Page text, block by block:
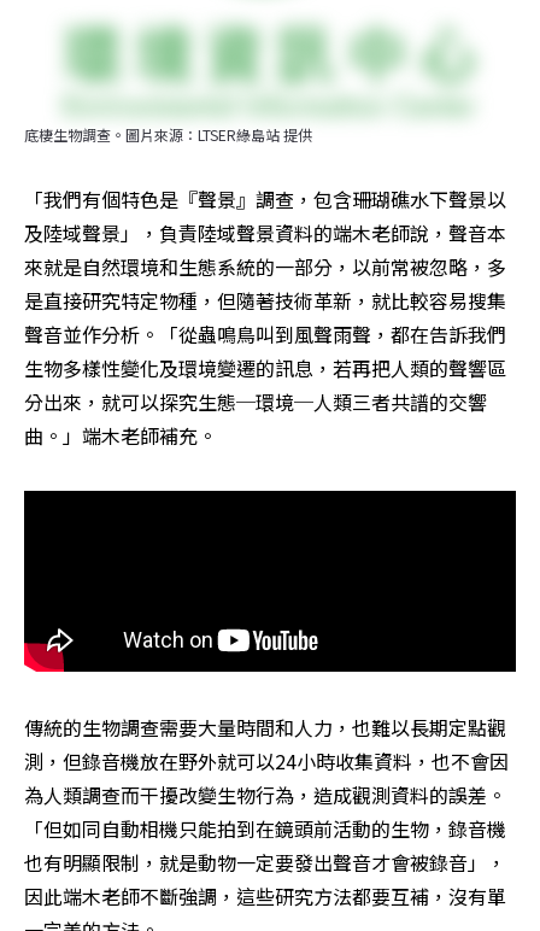
底棲生物調查。圖片來源：LTSER綠島站 提供
「我們有個特色是『聲景』調查，包含珊瑚礁水下聲景以
及陸域聲景」，負責陸域聲景資料的端木老師說，聲音本
來就是自然環境和生態系統的一部分，以前常被忽略，多
是直接研究特定物種，但隨著技術革新，就比較容易搜集
聲音並作分析。「從蟲鳴鳥叫到風聲雨聲，都在告訴我們
生物多樣性變化及環境變遷的訊息，若再把人類的聲響區
分出來，就可以探究生態─環境─人類三者共譜的交響
曲。」端木老師補充。
傳統的生物調查需要大量時間和人力，也難以長期定點觀
測，但錄音機放在野外就可以24小時收集資料，也不會因
為人類調查而干擾改變生物行為，造成觀測資料的誤差。
「但如同自動相機只能拍到在鏡頭前活動的生物，錄音機
也有明顯限制，就是動物一定要發出聲音才會被錄音」，
因此端木老師不斷強調，這些研究方法都要互補，沒有單